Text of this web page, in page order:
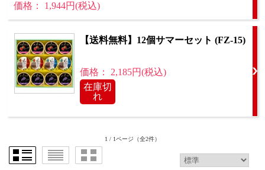
価格： 1,944円(税込)
【送料無料】12個サマーセット (FZ-15)
価格： 2,185円(税込)
在庫切
れ
1 / 1ページ （全2件）